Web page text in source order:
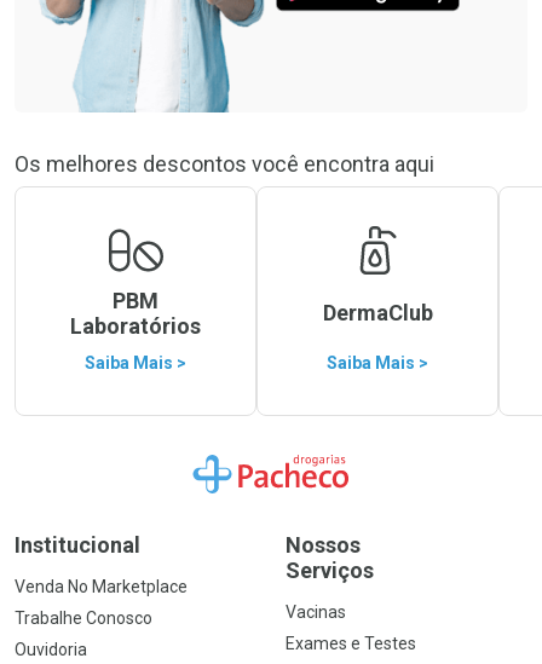
Os melhores descontos você encontra aqui
PBM
Laboratórios
Saiba Mais >
DermaClub
Saiba Mais >
Ir para a Home
Institucional
Venda No Marketplace
Trabalhe Conosco
Ouvidoria
Nossos
Serviços
Vacinas
Exames e Testes